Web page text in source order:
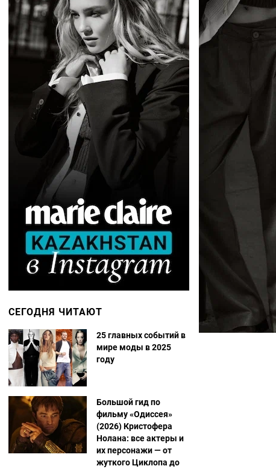
СЕГОДНЯ ЧИТАЮТ
25 главных событий в
мире моды в 2025
году
Большой гид по
фильму «Одиссея»
(2026) Кристофера
Нолана: все актеры и
их персонажи — от
жуткого Циклопа до